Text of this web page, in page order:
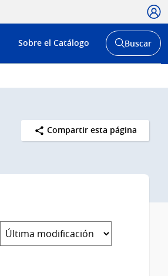
Menú
de
Sobre el Catálogo
Abrir
buscador
Buscar
Compartir esta página